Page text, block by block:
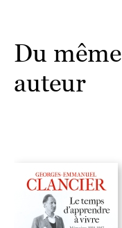
Du même
auteur